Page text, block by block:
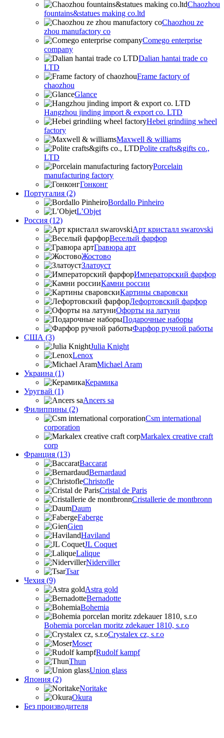
Chaozhou
fountains&statues making co.ltd
Chaozhou ze
zhou manufactory co
Comego enterprise
company
Dalian hantai trade co
LTD
Frame factory of
chaozhou
Glance
Hangzhou jinding import & export co. LTD
Hebei grindiing wheel
factory
Maxwell & williams
Polite crafts&gifts co.,
LTD
Porcelain
manufacturing factory
Гонконг
Португалия (2)
Bordallo Pinheiro
L’Objet
Россия (12)
Арт кристалл swarovski
Веселый фарфор
Гравюра арт
Жостово
Златоуст
Императорский фарфор
Камни россии
Картины сваровски
Лефортовский фарфор
Офорты на латуни
Подарочные наборы
Фарфор ручной работы
США (3)
Julia Knight
Lenox
Michael Aram
Украина (1)
Керамика
Уругвай (1)
Ancers sa
Филиппины (2)
Csm international
corporation
Markalex creative craft
corp
Франция (13)
Baccarat
Bernardaud
Christofle
Cristal de Paris
Cristallerie de montbronn
Daum
Faberge
Gien
Haviland
JL Coquet
Lalique
Niderviller
Tsar
Чехия (9)
Astra gold
Bernadotte
Bohemia
Bohemia porcelan moritz zdekauer 1810, s.r.o
Crystalex cz, s.r.o
Moser
Rudolf kampf
Thun
Union glass
Япония (2)
Noritake
Okura
Без производителя